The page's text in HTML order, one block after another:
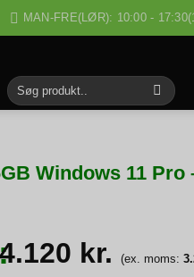
MAN-FRE(LØR): 10:00 -
Søg
efter:
Windows 11
4.120 kr. (ex. moms: